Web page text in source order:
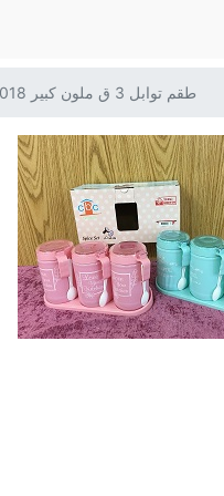
طقم توابل 3 ق ملون كبير 300018